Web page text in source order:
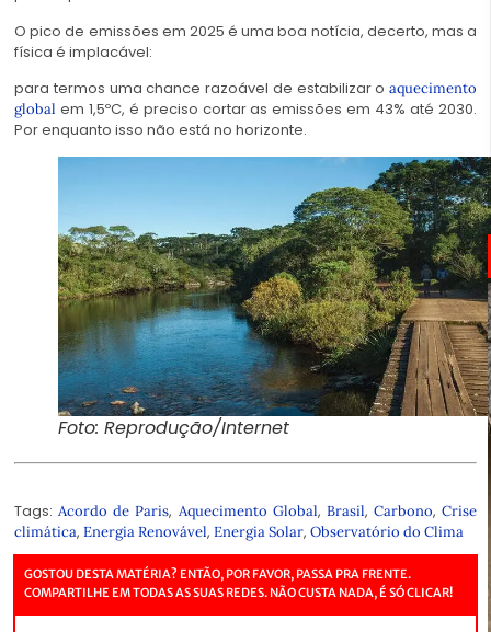
O pico de emissões em 2025 é uma boa notícia, decerto, mas a
física é implacável:
para termos uma chance razoável de estabilizar o aquecimento
global em 1,5ºC, é preciso cortar as emissões em 43% até 2030.
Por enquanto isso não está no horizonte.
Foto: Reprodução/Internet
Tags:Acordo de Paris, Aquecimento Global, Brasil, Carbono, Crise
climática, Energia Renovável, Energia Solar, Observatório do Clima
GOSTOU DESTA MATÉRIA? ENTÃO, POR FAVOR, PASSA PRA FRENTE.
COMPARTILHE EM TODAS AS SUAS REDES. NÃO CUSTA NADA, É SÓ CLICAR!